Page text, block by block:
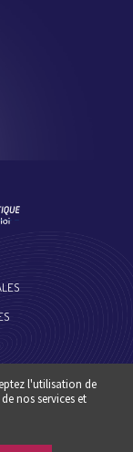
l'utilisation de
nos services et